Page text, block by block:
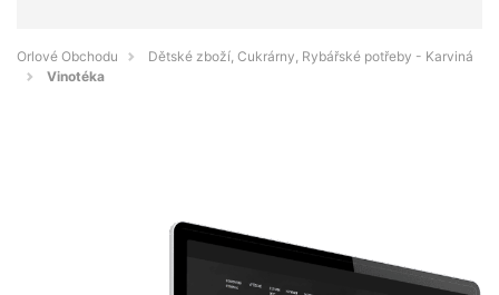
Orlové Obchodu
Dětské zboží, Cukrárny, Rybářské potřeby - Karviná
Vinotéka